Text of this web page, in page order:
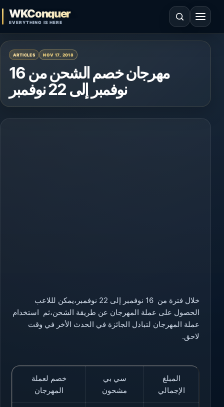
WKConquer
EVERYTHING IS HERE
Open search Open
ARTICLES NOV 17, 2018
مهرجان خصم الشحن من 16
نوفمبر إلى 22 نوفمبر
خلال فترة من 16 نوفمبر إلى 22 نوفمبر،يمكن لللاعب
الحصول على عملة المهرجان عن طريقة الشحن،ثم استخدام
عملة المهرجان لتبادل الجائزة في الحدث الأخر في وقت
لاحق.
المبلغ
الإجمالي
سي بي
مشحون
خصم لعملة
المهرجان